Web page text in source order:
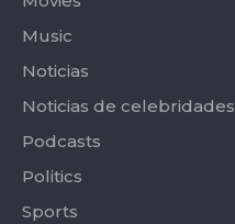
Music
Noticias
Noticias de celebridades
Podcasts
Politics
Sports